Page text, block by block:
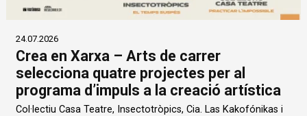
24.07.2026
Crea en Xarxa – Arts de carrer
selecciona quatre projectes per al
programa d’impuls a la creació artística
Col·lectiu Casa Teatre, Insectotròpics, Cia. Las Kakofónikas i